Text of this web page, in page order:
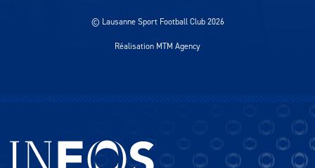
© Lausanne Sport Football Club 2026
Réalisation MTM Agency